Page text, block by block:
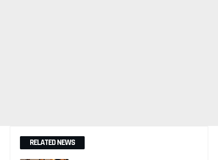
RELATED NEWS